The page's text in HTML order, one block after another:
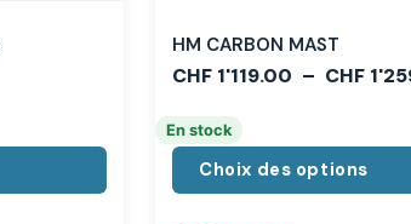
HM CARBON MAST
CHF 1'119.00 – CHF
En stock
Choix des options